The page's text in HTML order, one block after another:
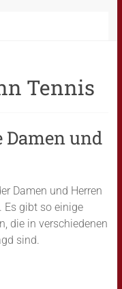
Tennis
Damen und
Damen und Herren
Es gibt so einige
die in verschiedenen
sind.